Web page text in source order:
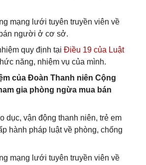
mạng lưới tuyên truyền viên về
người ở cơ sở.
quy định tại Điều 19 của Luật
năng, nhiệm vụ của mình.
của Đoàn Thanh niên Cộng
gia phòng ngừa mua bán
dục, vận động thanh niên, trẻ em
hành pháp luật về phòng, chống
mạng lưới tuyên truyền viên về